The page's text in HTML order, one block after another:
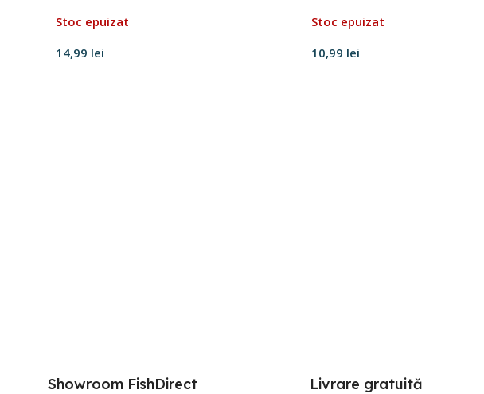
Stoc epuizat
14,99 lei
Stoc epuizat
10,99 lei
Showroom FishDirect Livrare gratuită